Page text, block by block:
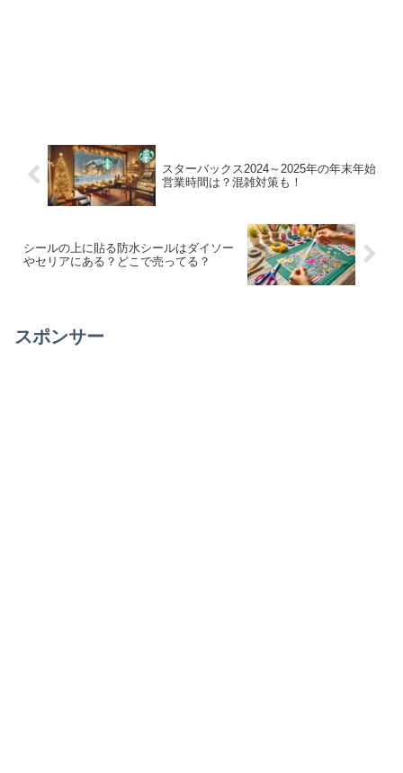
スターバックス2024～2025年の年末年始
営業時間は？混雑対策も！
シールの上に貼る防水シールはダイソー
やセリアにある？どこで売ってる？
スポンサー